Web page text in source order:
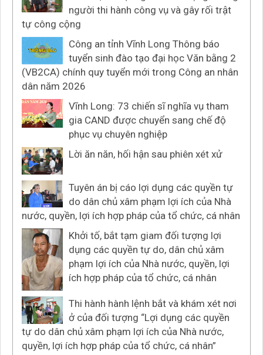
người thi hành công vụ và gây rối trật
tự công cộng
Công an tỉnh Vĩnh Long Thông báo
tuyển sinh đào tạo đại học Văn bằng 2
(VB2CA) chính quy tuyển mới trong Công an nhân
dân năm 2026
Vĩnh Long: 73 chiến sĩ nghĩa vụ tham
gia CAND được chuyển sang chế độ
phục vụ chuyên nghiệp
Lời ăn năn, hối hận sau phiên xét xử
Tuyên án bị cáo lợi dụng các quyền tự
do dân chủ xâm phạm lợi ích của Nhà
nước, quyền, lợi ích hợp pháp của tổ chức, cá nhân
Khởi tố, bắt tạm giam đối tượng lợi
dụng các quyền tự do, dân chủ xâm
phạm lợi ích của Nhà nước, quyền, lợi
ích hợp pháp của tổ chức, cá nhân
Thi hành hành lệnh bắt và khám xét nơi
ở của đối tượng “Lợi dụng các quyền
tự do dân chủ xâm phạm lợi ích của Nhà nước,
quyền, lợi ích hợp pháp của tổ chức, cá nhân”